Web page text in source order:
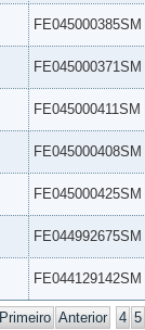
FE045000385SM
FE045000371SM
FE045000411SM
FE045000408SM
FE045000425SM
FE044992675SM
FE044129142SM
Primeiro Anterior 4 5